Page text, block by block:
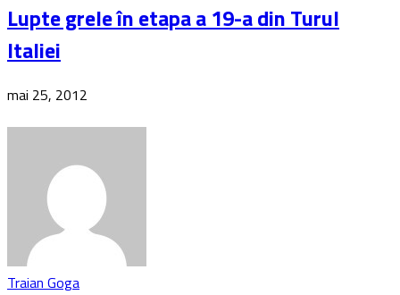
Lupte grele în etapa a 19-a din Turul
Italiei
mai 25, 2012
Traian Goga